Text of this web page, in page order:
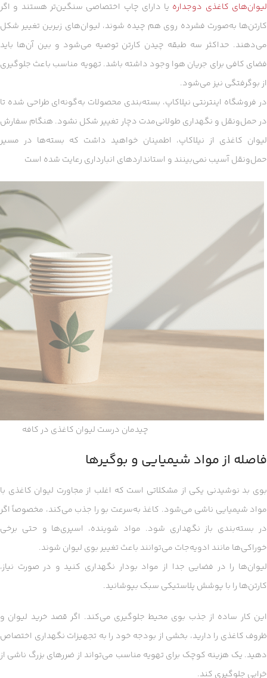
لیوان‌های کاغذی دوجداره یا دارای چاپ اختصاصی سنگین‌تر هستند و اگر
کارتن‌ها به‌صورت فشرده روی هم چیده شوند، لیوان‌های زیرین تغییر شکل
می‌دهند. حداکثر سه طبقه چیدن کارتن توصیه می‌شود و بین آن‌ها باید
فضای کافی برای جریان هوا وجود داشته باشد. تهویه مناسب باعث جلوگیری
از بوگرفتگی نیز می‌شود.
در فروشگاه اینترنتی نیلاکاپ، بسته‌بندی محصولات به‌گونه‌ای طراحی شده تا
در حمل‌ونقل و نگهداری طولانی‌مدت دچار تغییر شکل نشود. هنگام سفارش
لیوان کاغذی از نیلاکاپ، اطمینان خواهید داشت که بسته‌ها در مسیر
حمل‌ونقل آسیب نمی‌بینند و استانداردهای انبارداری رعایت شده است
چیدمان درست لیوان کاغذی در کافه
فاصله از مواد شیمیایی و بوگیرها
بوی بد نوشیدنی یکی از مشکلاتی است که اغلب از مجاورت لیوان کاغذی با
مواد شیمیایی ناشی می‌شود. کاغذ به‌سرعت بو را جذب می‌کند، مخصوصاً اگر
در بسته‌بندی باز نگهداری شود. مواد شوینده، اسپری‌ها و حتی برخی
خوراکی‌ها مانند ادویه‌جات می‌توانند باعث تغییر بوی لیوان شوند.
لیوان‌ها را در فضایی جدا از مواد بودار نگهداری کنید و در صورت نیاز،
کارتن‌ها را با پوشش پلاستیکی سبک بپوشانید.
این کار ساده از جذب بوی محیط جلوگیری می‌کند. اگر قصد خرید لیوان و
ظروف کاغذی را دارید، بخشی از بودجه خود را به تجهیزات نگهداری اختصاص
دهید. یک هزینه کوچک برای تهویه مناسب می‌تواند از ضررهای بزرگ ناشی از
خرابی جلوگیری کند.